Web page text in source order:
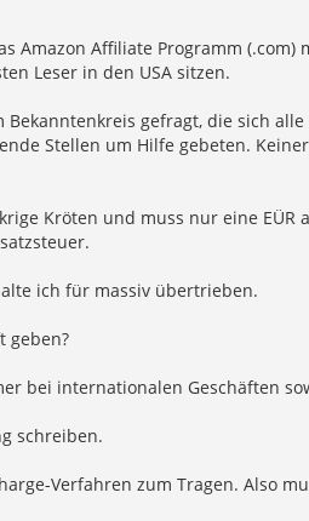
Amazon Affiliate Programm (.com)
Leser in den USA sitzen.
gefragt, die sich
Stellen um Hilfe gebeten.
Kröten und muss nur eine EÜR
ich für massiv übertrieben.
geben?
bei internationalen Geschäften
schreiben.
Verfahren zum Tragen. Also